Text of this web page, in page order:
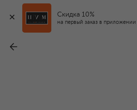
Скидка 10%
на первый заказ в приложении